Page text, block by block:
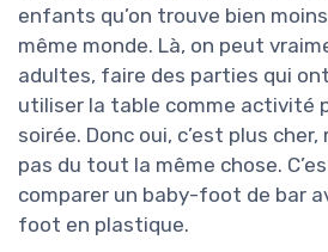
enfants qu’on trouve bien
même monde. Là, on peut
adultes, faire des parties qui
utiliser la table comme activité
soirée. Donc oui, c’est plus cher,
pas du tout la même chose.
comparer un baby-foot de bar
foot en plastique.